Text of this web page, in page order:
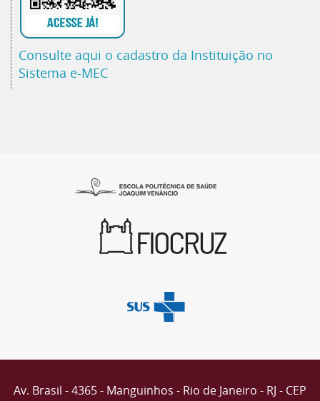
Consulte aqui o cadastro da Instituição no
Sistema e-MEC
Av. Brasil - 4365 - Manguinhos - Rio de Janeiro - RJ - CEP